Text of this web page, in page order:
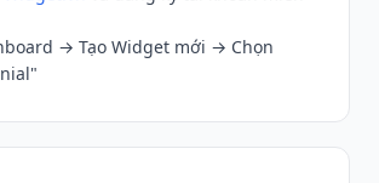
→ Tạo Widget mới → Chọn